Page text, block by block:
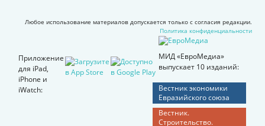
МИД «ЕвроМедиа»
выпускает 10 изданий:
Вестник экономики
Евразийского союза
Вестник.
Строительство.
Приложение
для iPad,
iPhone и
iWatch:
Любое использование материалов допускается только с согласия редакции.
Политика конфиденциальности